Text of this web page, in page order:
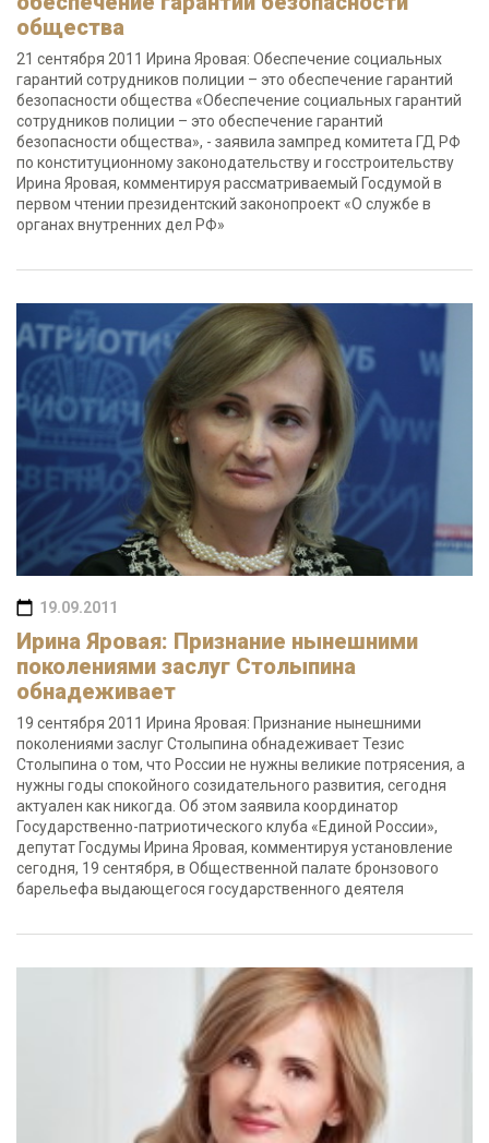
общества
21 сентября 2011 Ирина Яровая: Обеспечение социальных
гарантий сотрудников полиции – это обеспечение гарантий
безопасности общества «Обеспечение социальных гарантий
сотрудников полиции – это обеспечение гарантий
безопасности общества», - заявила зампред комитета ГД РФ
по конституционному законодательству и госстроительству
Ирина Яровая, комментируя рассматриваемый Госдумой в
первом чтении президентский законопроект «О службе в
органах внутренних дел РФ»
19.09.2011
Ирина Яровая: Признание нынешними
поколениями заслуг Столыпина
обнадеживает
19 сентября 2011 Ирина Яровая: Признание нынешними
поколениями заслуг Столыпина обнадеживает Тезис
Столыпина о том, что России не нужны великие потрясения, а
нужны годы спокойного созидательного развития, сегодня
актуален как никогда. Об этом заявила координатор
Государственно-патриотического клуба «Единой России»,
депутат Госдумы Ирина Яровая, комментируя установление
сегодня, 19 сентября, в Общественной палате бронзового
барельефа выдающегося государственного деятеля